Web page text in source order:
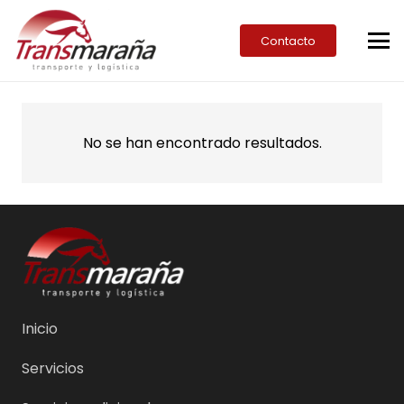
Contacto
No se han encontrado resultados.
Inicio
Servicios